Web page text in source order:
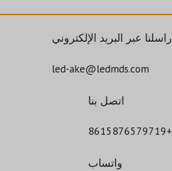
راسلنا عبر البريد الإلكتروني
led-ake@ledmds.com
اتصل بنا
+8615876579719
واتساب